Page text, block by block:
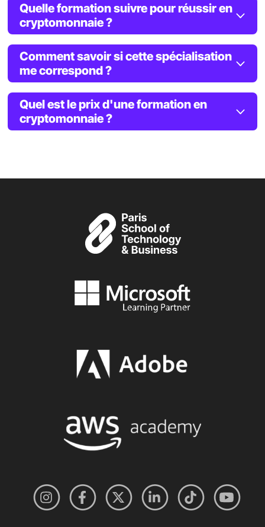
Quelle formation suivre pour réussir en
cryptomonnaie ?
Comment savoir si cette spécialisation
me correspond ?
Quel est le prix d'une formation en
cryptomonnaie ?